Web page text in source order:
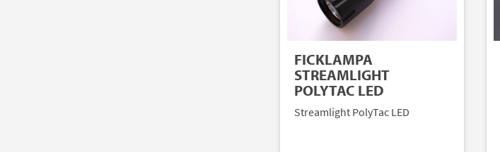
FICKLAMPA
STREAMLIGHT
POLYTAC LED
Streamlight PolyTac LED